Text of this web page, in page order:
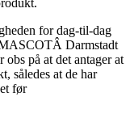
for dag-til-dag
Darmstadt
på at det antager at
således at de har
før